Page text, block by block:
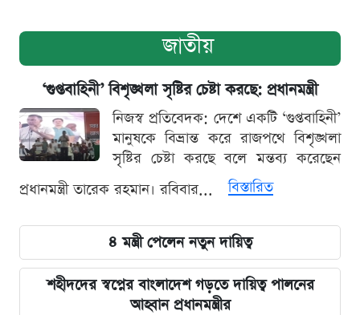
জাতীয়
‘গুপ্তবাহিনী’ বিশৃঙ্খলা সৃষ্টির চেষ্টা করছে: প্রধানমন্ত্রী
নিজস্ব প্রতিবেদক: দেশে একটি ‘গুপ্তবাহিনী’
মানুষকে বিভ্রান্ত করে রাজপথে বিশৃঙ্খলা
সৃষ্টির চেষ্টা করছে বলে মন্তব্য করেছেন
প্রধানমন্ত্রী তারেক রহমান। রবিবার...
বিস্তারিত
৪ মন্ত্রী পেলেন নতুন দায়িত্ব
শহীদদের স্বপ্নের বাংলাদেশ গড়তে দায়িত্ব পালনের
আহ্বান প্রধানমন্ত্রীর